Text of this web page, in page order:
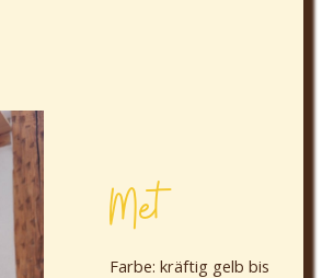
Met
Farbe: kräftig gelb bis